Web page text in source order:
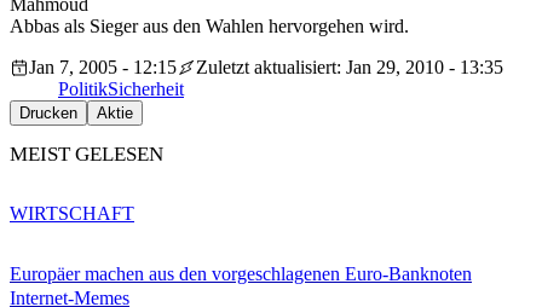
Mahmoud
Abbas als Sieger aus den Wahlen hervorgehen wird.
Jan 7, 2005 - 12:15
Zuletzt aktualisiert: Jan 29, 2010 - 13:35
PolitikSicherheit
Drucken Aktie
MEIST GELESEN
Europäer machen aus den vorgeschlagenen Euro-Banknoten
Internet-Memes
WIRTSCHAFT